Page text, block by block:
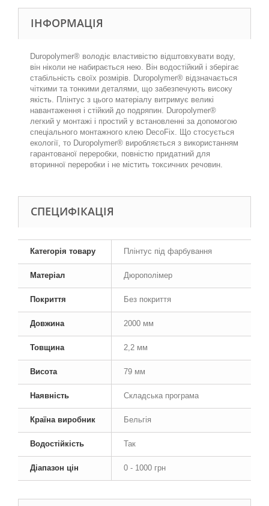
ІНФОРМАЦІЯ
Duropolymer® володіє властивістю відштовхувати воду,
він ніколи не набирається нею. Він водостійкий і зберігає
стабільність своїх розмірів. Duropolymer® відзначається
чіткими та тонкими деталями, що забезпечують високу
якість. Плінтус з цього матеріалу витримує великі
навантаження і стійкий до подряпин. Duropolymer®
легкий у монтажі і простий у встановленні за допомогою
спеціального монтажного клею DecoFix. Що стосується
екології, то Duropolymer® виробляється з використанням
гарантованої переробки, повністю придатний для
вторинної переробки і не містить токсичних речовин.
СПЕЦИФІКАЦІЯ
Категорія товару Плінтус під фарбування
Матеріал Дюрополімер
Покриття Без покриття
Довжина 2000 мм
Товщина 2,2 мм
Висота 79 мм
Наявність Складська програма
Країна виробник Бельгія
Водостійкість Так
Діапазон цін 0 - 1000 грн